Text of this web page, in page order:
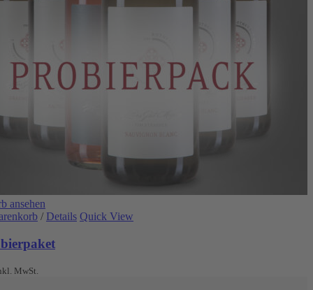
ansehen
/ Details Quick View
MwSt.